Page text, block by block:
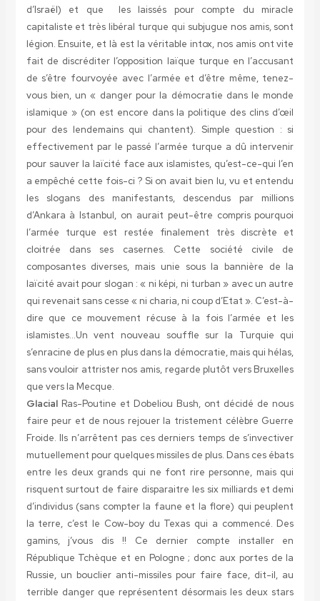
d’Israël) et que les laissés pour compte du miracle
capitaliste et très libéral turque qui subjugue nos amis, sont
légion. Ensuite, et là est la véritable intox, nos amis ont vite
fait de discréditer l’opposition laïque turque en l’accusant
de s’être fourvoyée avec l’armée et d’être même, tenez-
vous bien, un « danger pour la démocratie dans le monde
islamique » (on est encore dans la politique des clins d’œil
pour des lendemains qui chantent). Simple question : si
effectivement par le passé l’armée turque a dû intervenir
pour sauver la laïcité face aux islamistes, qu’est-ce-qui l’en
a empêché cette fois-ci ? Si on avait bien lu, vu et entendu
les slogans des manifestants, descendus par millions
d’Ankara à Istanbul, on aurait peut-être compris pourquoi
l’armée turque est restée finalement très discrète et
cloitrée dans ses casernes. Cette société civile de
composantes diverses, mais unie sous la bannière de la
laïcité avait pour slogan : « ni képi, ni turban » avec un autre
qui revenait sans cesse « ni charia, ni coup d’Etat ». C’est-à-
dire que ce mouvement récuse à la fois l’armée et les
islamistes…Un vent nouveau souffle sur la Turquie qui
s’enracine de plus en plus dans la démocratie, mais qui hélas,
sans vouloir attrister nos amis, regarde plutôt vers Bruxelles
que vers la Mecque.
GlacialRas-Poutine et Dobeliou Bush, ont décidé de nous
faire peur et de nous rejouer la tristement célèbre Guerre
Froide. Ils n’arrêtent pas ces derniers temps de s’invectiver
mutuellement pour quelques missiles de plus. Dans ces ébats
entre les deux grands qui ne font rire personne, mais qui
risquent surtout de faire disparaitre les six milliards et demi
d’individus (sans compter la faune et la flore) qui peuplent
la terre, c’est le Cow-boy du Texas qui a commencé. Des
gamins, j’vous dis !! Ce dernier compte installer en
République Tchèque et en Pologne ; donc aux portes de la
Russie, un bouclier anti-missiles pour faire face, dit-il, au
terrible danger que représentent désormais les deux stars